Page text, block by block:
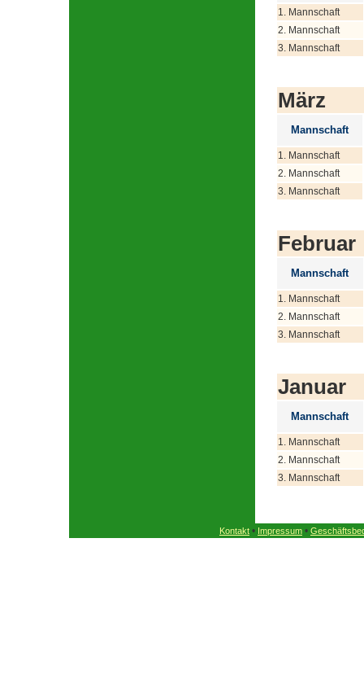
1. Mannschaft
2. Mannschaft
3. Mannschaft
März
Mannschaft
1. Mannschaft
2. Mannschaft
3. Mannschaft
Februar
Mannschaft
1. Mannschaft
2. Mannschaft
3. Mannschaft
Januar
Mannschaft
1. Mannschaft
2. Mannschaft
3. Mannschaft
Kontakt • Impressum •